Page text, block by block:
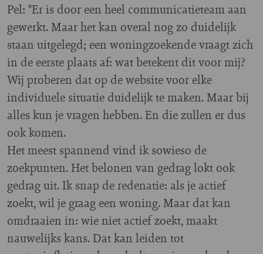
Pel: "Er is door een heel communicatieteam aan
gewerkt. Maar het kan overal nog zo duidelijk
staan uitgelegd; een woningzoekende vraagt zich
in de eerste plaats af: wat betekent dit voor mij?
Wij proberen dat op de website voor elke
individuele situatie duidelijk te maken. Maar bij
alles kun je vragen hebben. En die zullen er dus
ook komen.
Het meest spannend vind ik sowieso de
zoekpunten. Het belonen van gedrag lokt ook
gedrag uit. Ik snap de redenatie: als je actief
zoekt, wil je graag een woning. Maar dat kan
omdraaien in: wie niet actief zoekt, maakt
nauwelijks kans. Dat kan leiden tot